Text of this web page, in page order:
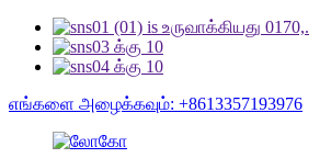
எங்களை அழைக்கவும்: +8613357193976